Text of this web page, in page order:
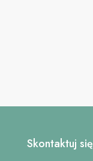
Skontaktuj się